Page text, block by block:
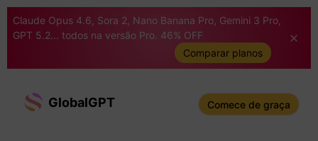
Claude Opus 4.6, Sora 2, Nano Banana Pro, Gemini 3 Pro,
GPT 5.2... todos na versão Pro. 46% OFF
Comparar planos
GlobalGPT Comece de graça